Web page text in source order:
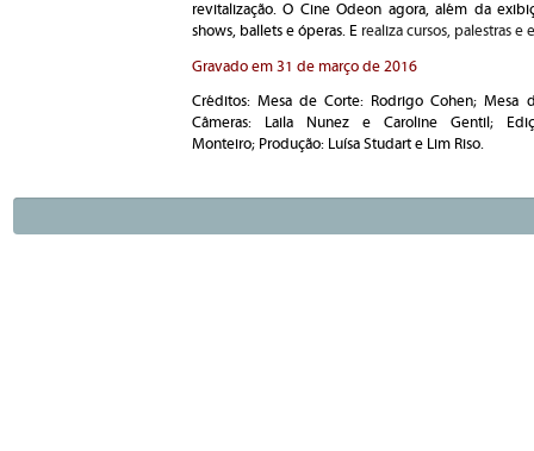
revitalização. O Cine Odeon agora, além da
shows, ballets e óperas. E realiza cursos, palestras e
Gravado em 31 de março de 2016
Créditos: Mesa de Corte: Rodrigo Cohen; Mesa
Câmeras: Laila Nunez e Caroline Gentil;
Monteiro; Produção: Luísa Studart e Lim Riso.